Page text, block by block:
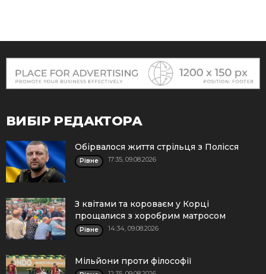
ВИБІР РЕДАКТОРА
Обірвалося життя стрільця з Полісся
Рівне 17:35, 09.08.2026
З квітами та короваєм у Корці
прощалися з хоробрим матросом
Рівне 14:34, 09.08.2026
Мільйони проти філософії